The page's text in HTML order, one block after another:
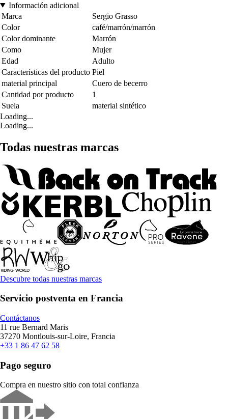
Información adicional
Marca
Sergio Grasso
Color
café/marrón/marrón
Color dominante
Marrón
Como
Mujer
Edad
Adulto
Características del producto Piel
material principal
Cuero de becerro
Cantidad por producto
1
Suela
material sintético
Loading...
Loading...
Todas nuestras marcas
Descubre todas nuestras marcas
Servicio postventa en Francia
Contáctanos
11 rue Bernard Maris
37270 Montlouis-sur-Loire, Francia
+33 1 86 47 62 58
Pago seguro
Compra en nuestro sitio con total confianza